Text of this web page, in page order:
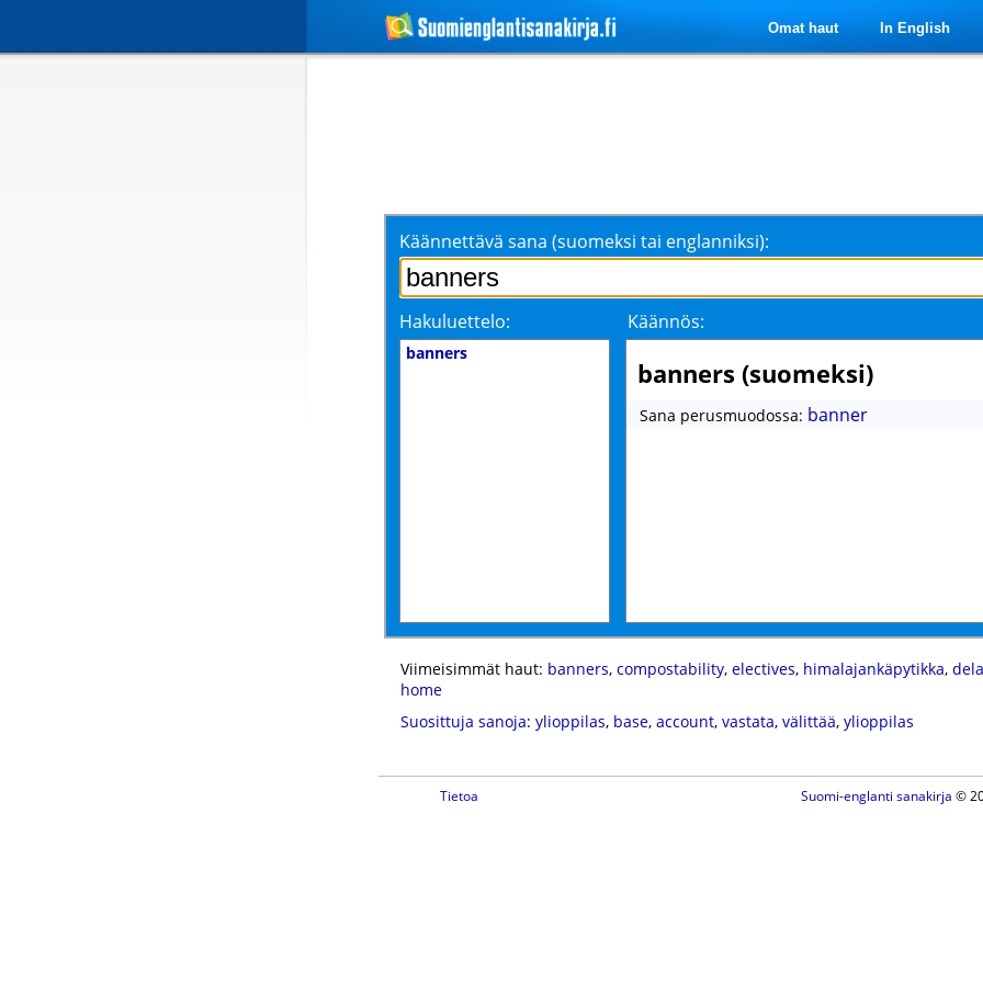
Omat haut In English
Käännettävä sana (suomeksi tai englanniksi):
Hakuluettelo: Käännös:
banners
banners (suomeksi)
Sana perusmuodossa: banner
Viimeisimmät haut: banners, compostability, electives, himalajankäpytikka,
home
Suosittuja sanoja: ylioppilas, base, account, vastata, välittää, ylioppilas
Tietoa Suomi-englanti sanakirja ©